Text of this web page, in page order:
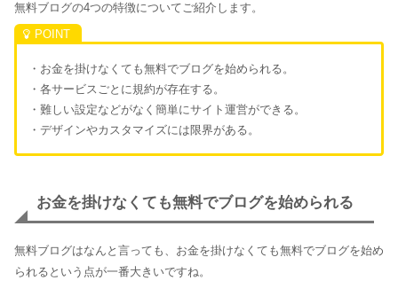
無料ブログの4つの特徴についてご紹介します。
・お金を掛けなくても無料でブログを始められる。
・各サービスごとに規約が存在する。
・難しい設定などがなく簡単にサイト運営ができる。
・デザインやカスタマイズには限界がある。
お金を掛けなくても無料でブログを始められる
無料ブログはなんと言っても、お金を掛けなくても無料でブログを始め
られるという点が一番大きいですね。